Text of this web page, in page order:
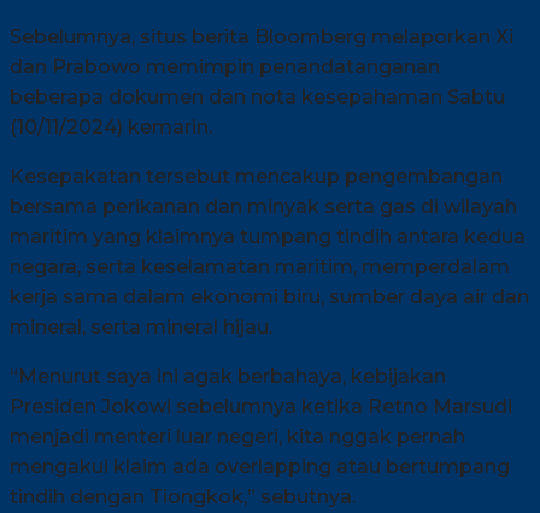
Sebelumnya, situs berita Bloomberg melaporkan Xi
dan Prabowo memimpin penandatanganan
beberapa dokumen dan nota kesepahaman Sabtu
(10/11/2024) kemarin.
Kesepakatan tersebut mencakup pengembangan
bersama perikanan dan minyak serta gas di wilayah
maritim yang klaimnya tumpang tindih antara kedua
negara, serta keselamatan maritim, memperdalam
kerja sama dalam ekonomi biru, sumber daya air dan
mineral, serta mineral hijau.
“Menurut saya ini agak berbahaya, kebijakan
Presiden Jokowi sebelumnya ketika Retno Marsudi
menjadi menteri luar negeri, kita nggak pernah
mengakui klaim ada overlapping atau bertumpang
tindih dengan Tiongkok,” sebutnya.